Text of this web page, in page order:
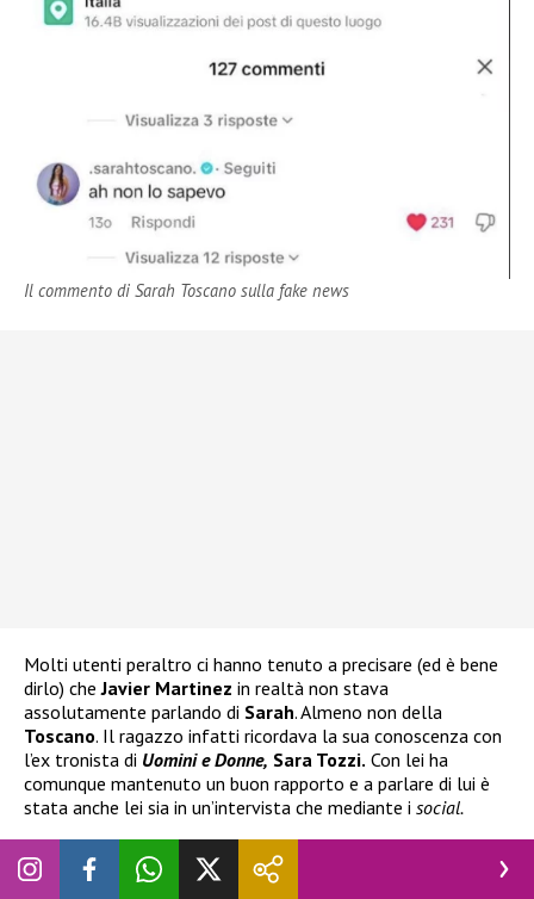
Il commento di Sarah Toscano sulla fake news
Molti utenti peraltro ci hanno tenuto a precisare (ed è bene
dirlo) cheJavier Martinez in realtà non stava
assolutamente parlando di Sarah. Almeno non della
Toscano. Il ragazzo infatti ricordava la sua conoscenza con
l’ex tronista di Uomini e Donne, Sara Tozzi. Con lei ha
comunque mantenuto un buon rapporto e a parlare di lui è
stata anche lei sia in un’intervista che mediante i social.
LEGGI ANCHE: Giglio ammette di aver avuto rapporti con
Yulia: “Mangiamo, beviamo, sco***mo” (VIDEO)